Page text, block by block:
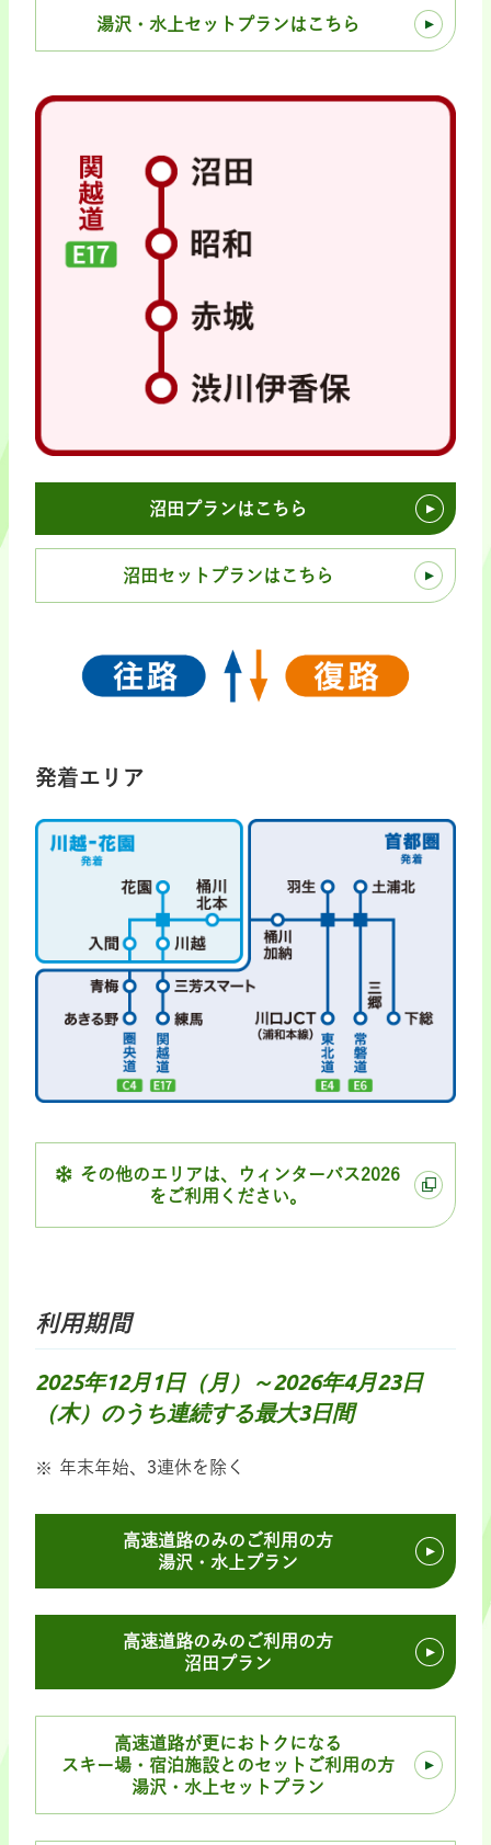
湯沢・水上セットプランはこちら
沼田プランはこちら
沼田セットプランはこちら
発着エリア
その他のエリアは、ウィンターパス2026
をご利用ください。
利用期間
2025年12月1日（月）～2026年4月23日
（木）のうち連続する最大3日間
年末年始、3連休を除く
高速道路のみのご利用の方
湯沢・水上プラン
高速道路のみのご利用の方
沼田プラン
高速道路が更におトクになる
スキー場・宿泊施設とのセットご利用の方
湯沢・水上セットプラン